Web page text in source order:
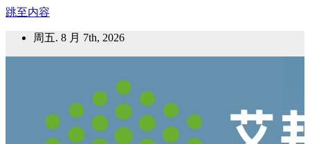
跳至内容
周五. 8 月 7th, 2026